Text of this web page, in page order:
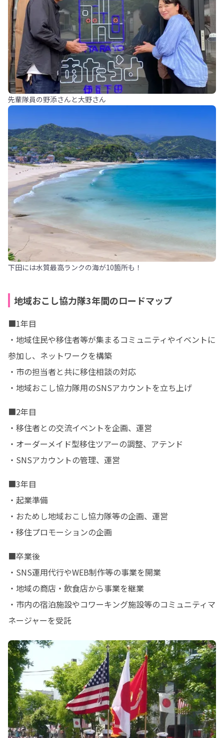
先輩隊員の野添さんと大野さん
下田には水質最高ランクの海が10箇所も！
地域おこし協力隊3年間のロードマップ
■1年目
・地域住民や移住者等が集まるコミュニティやイベントに
参加し、ネットワークを構築
・市の担当者と共に移住相談の対応
・地域おこし協力隊用のSNSアカウントを立ち上げ
■2年目
・移住者との交流イベントを企画、運営
・オーダーメイド型移住ツアーの調整、アテンド
・SNSアカウントの管理、運営
■3年目
・起業準備
・おためし地域おこし協力隊等の企画、運営
・移住プロモーションの企画
■卒業後
・SNS運用代行やWEB制作等の事業を開業
・地域の商店・飲食店から事業を継業
・市内の宿泊施設やコワーキング施設等のコミュニティマ
ネージャーを受託